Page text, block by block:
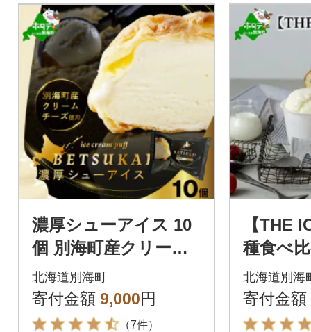
濃厚シューアイス 10
個 別海町産クリーム
チーズ贅沢使用 冷た
いシュークリーム 北
海道スイーツ
北海道別海町
寄付金額 9,000円
（7件）
【THE
種食べ
せ 6個
ク・ピ
いちご
北海道別海
寄付金額